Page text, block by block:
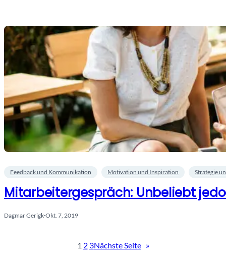
Feedback und Kommunikation Motivation und Inspiration Strategie
Mitarbeitergespräch: Unbeliebt
Dagmar Gerigk·Okt. 7, 2019
1 2 3Nächste Seite »